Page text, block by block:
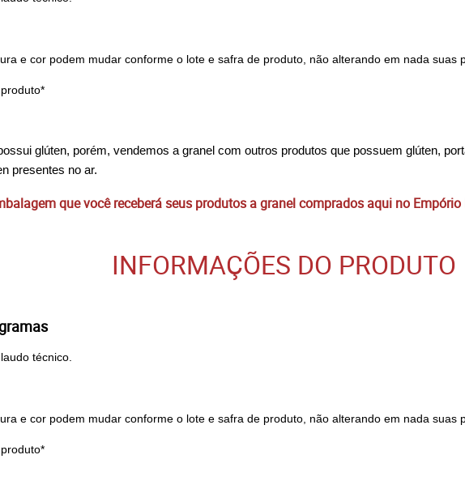
e cor podem mudar conforme o lote e safra de produto, não alterando em nada suas
glúten, porém, vendemos a granel com outros produtos que possuem glúten,
presentes no ar.
que você receberá seus produtos a granel comprados aqui no
INFORMAÇÕES DO PRODUTO
técnico.
e cor podem mudar conforme o lote e safra de produto, não alterando em nada suas